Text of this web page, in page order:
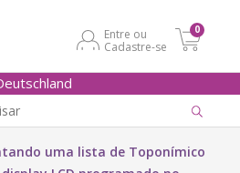
Entre ou
Cadastre-se
0
uma lista de Toponímico